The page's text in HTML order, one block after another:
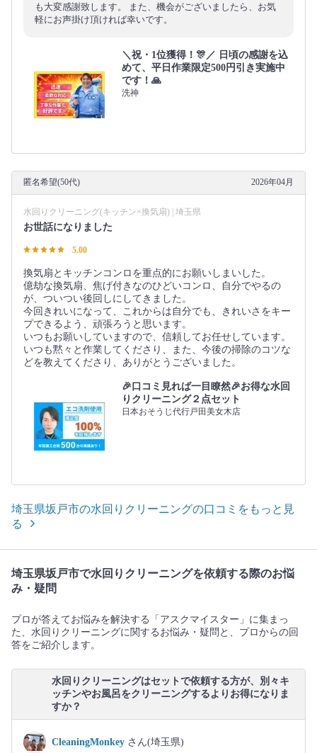
も大変感謝致します。 また、機会がございましたら、お気
軽にお声掛け頂ければ幸いです。
＼祝・1位獲得！🎊／ 日頃の感謝を込
めて、平日作業限定500円引き実施中
です！🙏
洗神
匿名希望(50代) 2026年04月
水回りクリーニング(キッチン×換気扇) | 埼玉県
お世話になりました
5.00
換気扇とキッチンコンロを重点的にお願いしまいした。
億劫な換気扇、焦げ付きなのひどいコンロ、自分でやるの
が、ついつい後回しにしてきました。
今回きれいになって、これからは自分でも、きれいさをキー
プできるよう、頑張ろうと思います。
いつもお願いしていますので、信頼してお任せしています。
いつも黙々と作業してくださり、また、今後の掃除のコツな
どを教えてくださり、ありがとうございました。
🎉口コミ見れば一目瞭然🎉お得な水回
りクリーニング２点セット
日本おそうじ代行戸田美女木店
埼玉県坂戸市の水回りクリーニングの口コミをもっと見
る
埼玉県坂戸市で水回りクリーニングを依頼する際のお悩
み・疑問
プロが答えてお悩みを解決する「アスクマイスター」に集まっ
た、水回りクリーニングに関するお悩み・疑問と、プロからの回
答をご紹介します。
水回りクリーニングはセットで依頼する方が、別々キ
ッチンやお風呂をクリーニングするよりお得になりま
すか？
CleaningMonkey さん(埼玉県)